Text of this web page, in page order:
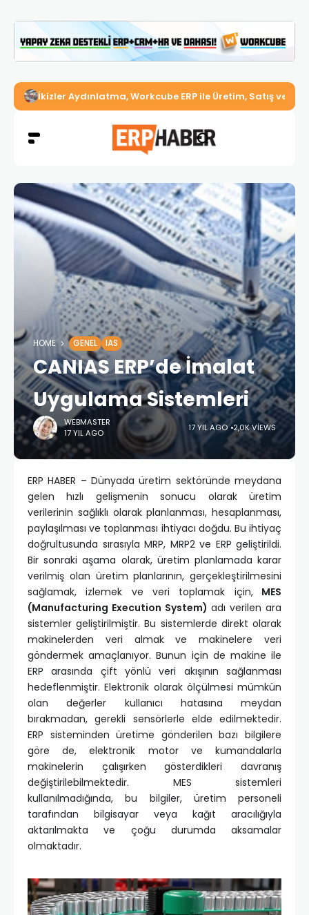
İkizler Aydınlatma, Workcube ERP ile Üretim, Satış ve
HOME GENEL IAS
CANIAS ERP’de İmalat
Uygulama Sistemleri
WEBMASTER
17 YIL AGO
17 YIL AGO 2,0K VIEWS
ERP HABER – Dünyada üretim sektöründe meydana
gelen hızlı gelişmenin sonucu olarak üretim
verilerinin sağlıklı olarak planlanması, hesaplanması,
paylaşılması ve toplanması ihtiyacı doğdu. Bu ihtiyaç
doğrultusunda sırasıyla MRP, MRP2 ve ERP geliştirildi.
Bir sonraki aşama olarak, üretim planlamada karar
verilmiş olan üretim planlarının, gerçekleştirilmesini
sağlamak, izlemek ve veri toplamak için,MES
(Manufacturing Execution System) adı verilen ara
sistemler geliştirilmiştir. Bu sistemlerde direkt olarak
makinelerden veri almak ve makinelere veri
göndermek amaçlanıyor. Bunun için de makine ile
ERP arasında çift yönlü veri akışının sağlanması
hedeflenmiştir. Elektronik olarak ölçülmesi mümkün
olan değerler kullanıcı hatasına meydan
bırakmadan, gerekli sensörlerle elde edilmektedir.
ERP sisteminden üretime gönderilen bazı bilgilere
göre de, elektronik motor ve kumandalarla
makinelerin çalışırken gösterdikleri davranış
değiştirilebilmektedir. MES sistemleri
kullanılmadığında, bu bilgiler, üretim personeli
tarafından bilgisayar veya kağıt aracılığıyla
aktarılmakta ve çoğu durumda aksamalar
olmaktadır.